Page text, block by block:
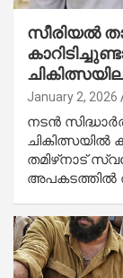
സീരിയൽ
January 2, 2026
നടൻ
ചികിത്സയിൽ
തമിഴ്‌നാട്
അപകടത്തിൽ